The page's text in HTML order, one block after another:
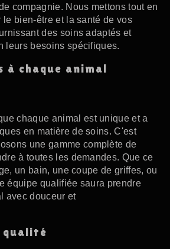
compagnie. Nous mettons tout en
bien-être et la santé de vos
des soins adaptés et
leurs besoins spécifiques.
à chaque animal
chaque animal est unique et a
en matière de soins. C'est
une gamme complète de
à toutes les demandes. Que ce
un bain, une coupe de griffes, ou
équipe qualifiée saura prendre
avec douceur et
qualité